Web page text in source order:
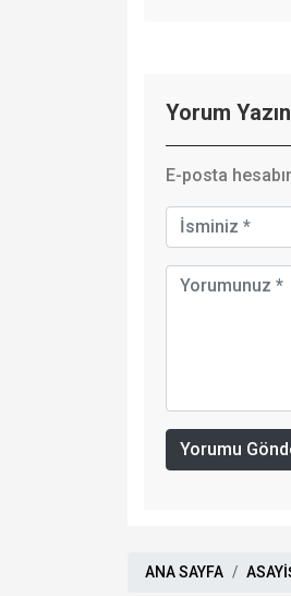
Yorum Yazın
E-posta
Yorumu
ANA SAYFA